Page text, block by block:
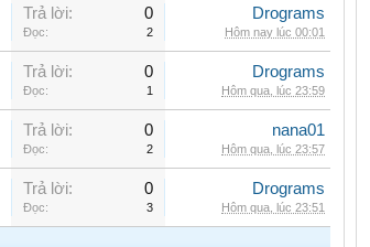
Trả lời: 0
Đọc: 2
Drograms
Hôm nay lúc 00:01
Trả lời: 0
Đọc: 1
Drograms
Hôm qua, lúc 23:59
Trả lời: 0
Đọc: 2
nana01
Hôm qua, lúc 23:57
Trả lời: 0
Đọc: 3
Drograms
Hôm qua, lúc 23:51